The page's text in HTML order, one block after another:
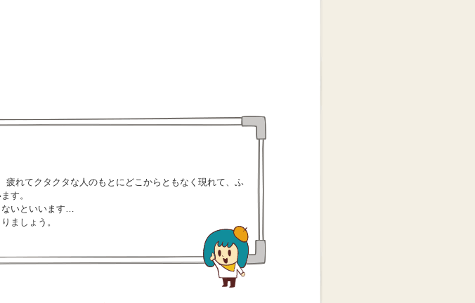
れてクタクタな人のもとにどこからともなく現れて、ふ
す。
ないといいます…
ましょう。